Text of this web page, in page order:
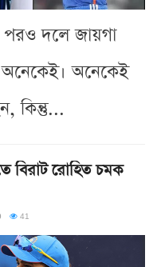
পরও দলে জায়গা
অনেকেই। অনেকেই
কিন্তু...
বিরাট রোহিত চমক
41